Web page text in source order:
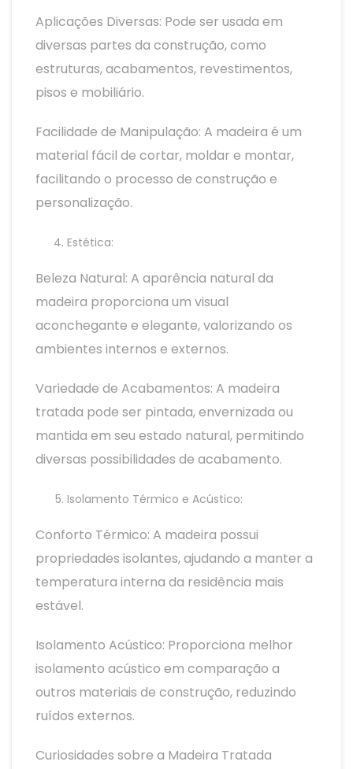
Aplicações Diversas: Pode ser usada em
diversas partes da construção, como
estruturas, acabamentos, revestimentos,
pisos e mobiliário.
Facilidade de Manipulação: A madeira é um
material fácil de cortar, moldar e montar,
facilitando o processo de construção e
personalização.
Estética:
Beleza Natural: A aparência natural da
madeira proporciona um visual
aconchegante e elegante, valorizando os
ambientes internos e externos.
Variedade de Acabamentos: A madeira
tratada pode ser pintada, envernizada ou
mantida em seu estado natural, permitindo
diversas possibilidades de acabamento.
Isolamento Térmico e Acústico:
Conforto Térmico: A madeira possui
propriedades isolantes, ajudando a manter a
temperatura interna da residência mais
estável.
Isolamento Acústico: Proporciona melhor
isolamento acústico em comparação a
outros materiais de construção, reduzindo
ruídos externos.
Curiosidades sobre a Madeira Tratada